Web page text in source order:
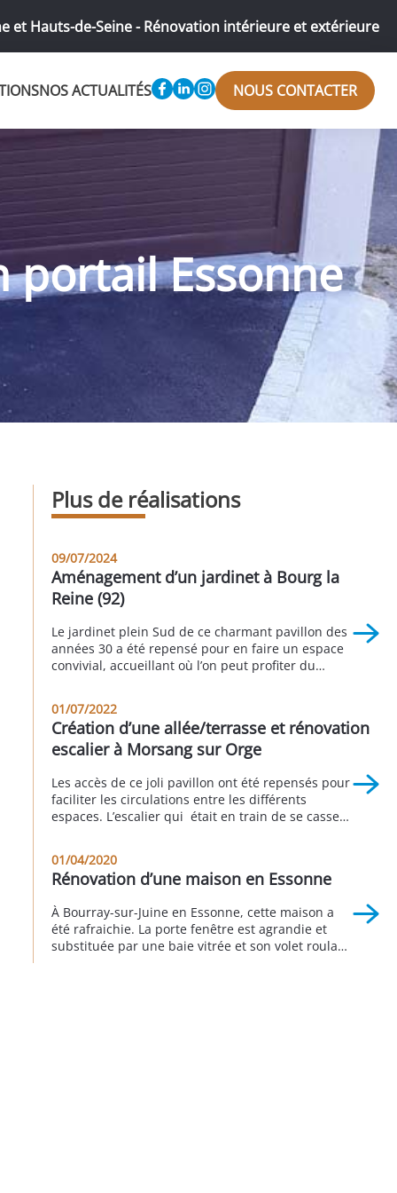
et Hauts-de-Seine - Rénovation intérieure et extérieure
NOS ACTUALITÉS NOUS CONTACTER
portail Essonne
Plus de réalisations
09/07/2024
Aménagement d’un jardinet à Bourg la
Reine (92)
Le jardinet plein Sud de ce charmant pavillon des
années 30 a été repensé pour en faire un espace
convivial, accueillant où l’on peut profiter du
réseaux “eaux usées” et “eaux pluviales” en
conformité. À Bourg la […]
01/07/2022
Création d’une allée/terrasse et rénovation
escalier à Morsang sur Orge
Les accès de ce joli pavillon ont été repensés pour
faciliter les circulations entre les différents
espaces. L’escalier qui était en train de se casser
ont pu créer une terrasse d’agrément qui exploite
tous les qualités de ce […]
01/04/2020
Rénovation d’une maison en Essonne
À Bourray-sur-Juine en Essonne, cette maison a
été rafraichie. La porte fenêtre est agrandie et
substituée par une baie vitrée et son volet roulant